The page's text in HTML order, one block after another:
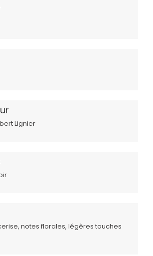
Lignier
notes florales, légères touches